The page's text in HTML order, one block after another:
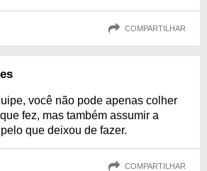
COMPARTILHAR
você não pode apenas colher
fez, mas também assumir a
que deixou de fazer.
COMPARTILHAR